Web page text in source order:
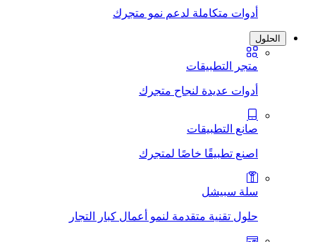
أدوات متكاملة لدعم نمو متجرك
الحلول
متجر التطبيقات
أدوات عديدة لنجاح متجرك
صانع التطبيقات
اصنع تطبيقًا خاصًا لمتجرك
سلة سبيشل
حلول تقنية متقدمة لنمو أعمال كبار التجار